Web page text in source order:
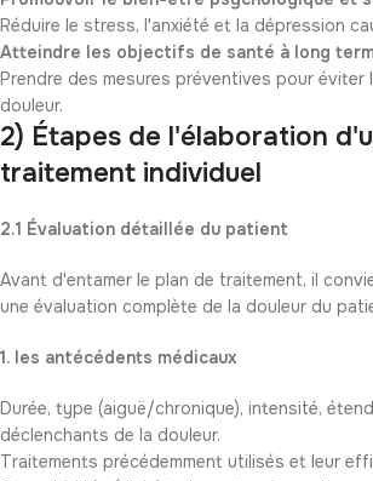
Réduire le stress, l'anxiété et la dépression
Atteindre les objectifs de santé à long
Prendre des mesures préventives pour éviter
douleur.
2) Étapes de l'élaboration
traitement individuel
2.1 Évaluation détaillée du patient
Avant d'entamer le plan de traitement, il
une évaluation complète de la douleur du
1. les antécédents médicaux
Durée, type (aiguë/chronique), intensité,
déclenchants de la douleur.
Traitements précédemment utilisés et leur